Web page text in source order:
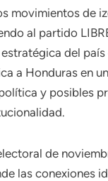
movimientos de
al partido
del
a Honduras en
y posibles
de
las conexiones